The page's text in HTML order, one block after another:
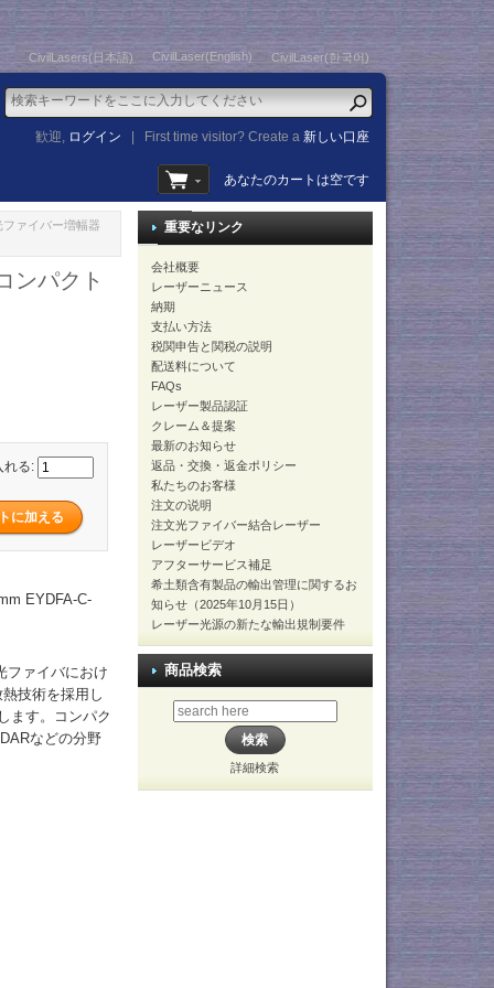
CivilLasers(日本語) CivilLaser(English) CivilLaser(한국어)
歓迎, ログイン First time visitor? Create a新しい口座
あなたのカートは空です
ァイバー増幅器
ンパクト
れる:
EYDFA-C-
ファイバにおけ
技術を採用し
ます。コンパク
などの分野
重要なリンク
会社概要
レーザーニュース
納期
支払い方法
税関申告と関税の説明
配送料について
FAQs
レーザー製品認証
クレーム＆提案
最新のお知らせ
返品・交換・返金ポリシー
私たちのお客様
注文の说明
注文光ファイバー結合レーザー
レーザービデオ
アフターサービス補足
希土類含有製品の輸出管理に関するお
知らせ（2025年10月15日）
レーザー光源の新たな輸出規制要件
商品検索
詳細検索